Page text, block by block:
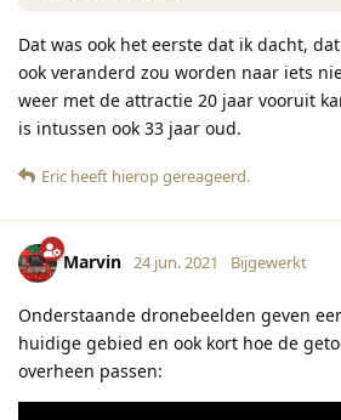
Dat was ook het eerste dat ik dacht,
ook veranderd zou worden naar iets
weer met de attractie 20 jaar vooruit
is intussen ook 33 jaar oud.
Eric heeft hierop gereageerd.
Marvin 24 jun. 2021 Bijgewerkt
Onderstaande dronebeelden geven
huidige gebied en ook kort hoe de
overheen passen: